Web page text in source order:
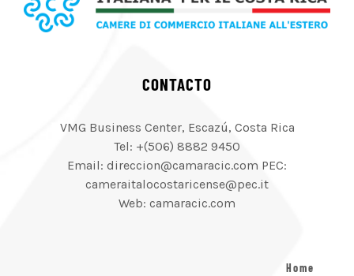
CONTACTO
VMG Business Center, Escazú, Costa Rica
Tel: +(506) 8882 9450
Email: direccion@camaracic.com PEC:
cameraitalocostaricense@pec.it
Web: camaracic.com
Home